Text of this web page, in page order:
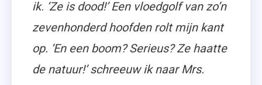
ik. ‘Ze is dood!’ Een vloedgolf van zo’n
zevenhonderd hoofden rolt mijn kant
op. ‘En een boom? Serieus? Ze haatte
de natuur!’ schreeuw ik naar Mrs.